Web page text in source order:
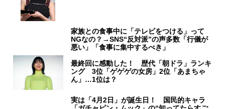
家族との食事中に「テレビをつける」って
NGなの？→SNS“反対派”の声多数「行儀が
悪い」「食事に集中するべき」
最終回に感動した！ 歴代「朝ドラ」ランキ
ング 3位「ゲゲゲの女房」2位「あまちゃ
ん」…1位は？
実は「4月2日」が誕生日！ 国民的キャラ